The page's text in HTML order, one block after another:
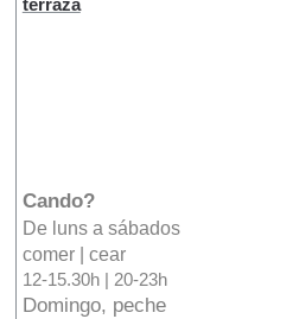
terraza
Cando?
De luns a sábados
comer | cear
12-15.30h | 20-23h
Domingo, peche